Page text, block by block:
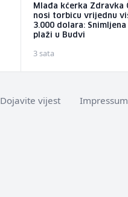
Mlađa kćerka Zdravka
nosi torbicu vrijednu
3.000 dolara: Snimljena
plaži u Budvi
3 sata
Dojavite vijest Impressum